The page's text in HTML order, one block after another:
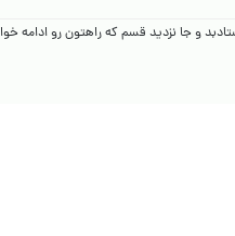
و جا نزدید قسم که راهتون رو ادامه